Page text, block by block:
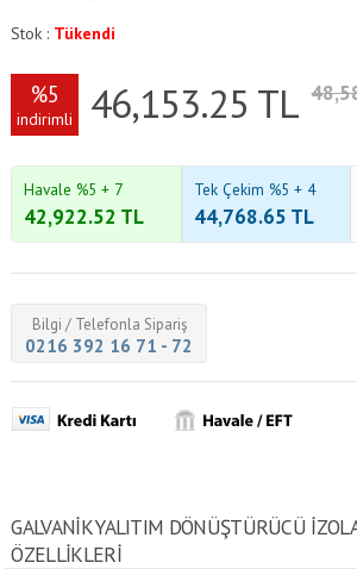
Stok : Tükendi
%5
indirimli 46,153.25 TL
Havale %5 + 7
42,922.52 TL
Tek Çekim %5 + 4
44,768.65 TL
Bilgi / Telefonla Sipariş
0216 392 16 71 - 72
GALVANIK YALITIM DÖNÜŞTÜRÜCÜ
ÖZELLİKLERİ